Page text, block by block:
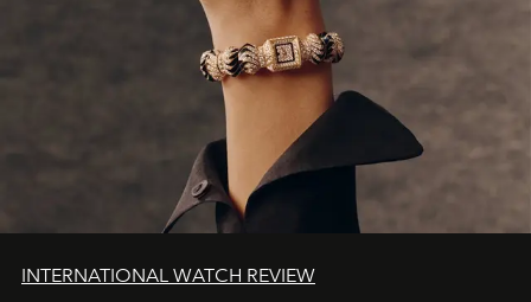
INTERNATIONAL WATCH REVIEW